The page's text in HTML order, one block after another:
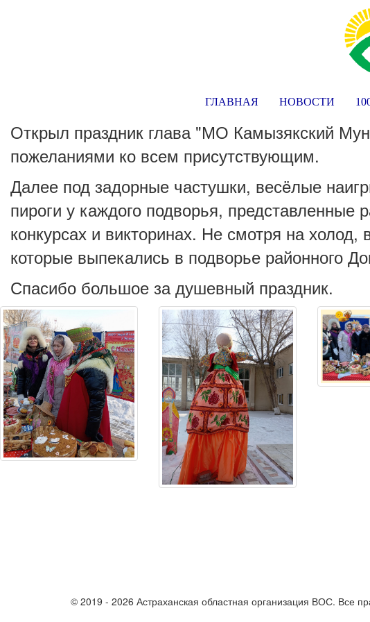
ГЛАВНАЯ НОВОСТИ
Открыл праздник глава "МО Камызякский
пожеланиями ко всем присутствующим.
Далее под задорные частушки, весëлые
пироги у каждого подворья,
конкурсах и викторинах. Не смотря на
которые выпекались в подворье районного
Спасибо большое за душевный праздник.
© 2019 - 2026 Астраханская областная организация ВОС. Все